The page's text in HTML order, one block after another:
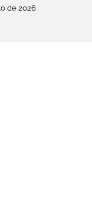
de 2026